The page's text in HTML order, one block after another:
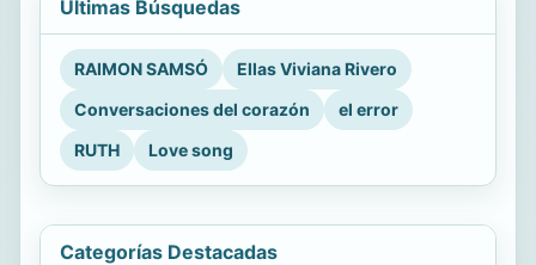
Últimas Búsquedas
RAIMON SAMSÓ
Ellas Viviana Rivero
Conversaciones del corazón
el error
RUTH
Love song
Categorías Destacadas